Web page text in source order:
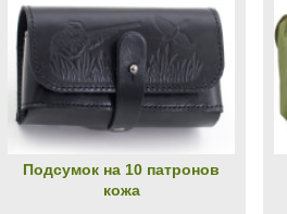
Подсумок на 10 патронов
кожа